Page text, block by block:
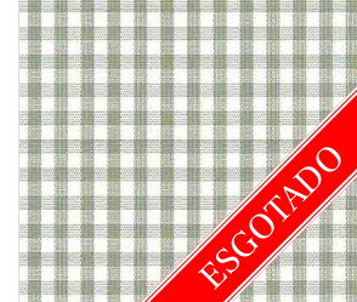
ESGOTADO